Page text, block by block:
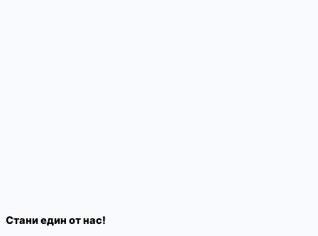
Стани един от нас!